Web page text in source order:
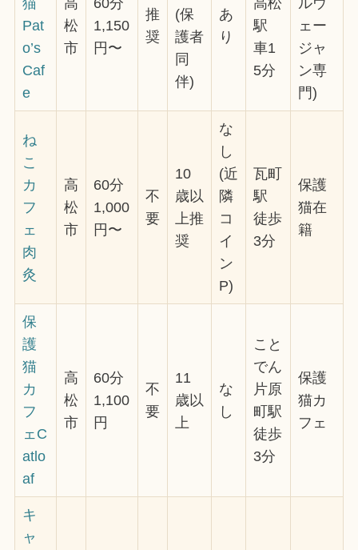
Pat
o’s
Caf
e
松
市
1,150
円〜
推
奨
(保
護者
同
伴)
あ
り
駅
車1
5分
ェー
ジャ
ン専
門)
ね
こ
カ
フ
ェ
肉
灸
高
松
市
60分
1,000
円〜
不
要
10
歳以
上推
奨
な
し
(近
隣
コ
イ
ン
P)
瓦町
駅
徒歩
3分
保護
猫在
籍
保
護
猫
カ
フ
ェC
atlo
af
高
松
市
60分
1,100
円
不
要
11
歳以
上
な
し
こと
でん
片原
町駅
徒歩
3分
保護
猫カ
フェ
キ
ャ